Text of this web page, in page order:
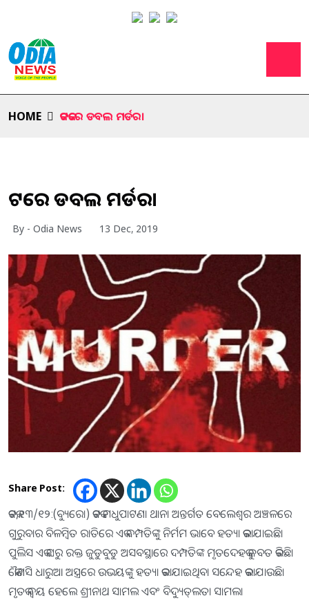
HOME କଟକରେ ଡବଲ ମର୍ଡର।
କଟକରେ ଡବଲ ମର୍ଡର।
By - Odia News 13 Dec, 2019
Share Post:
କଟକ,୧୩/୧୨:(ବ୍ୟୁରୋ) କଟକ ମଧୁପାଟଣା ଥାନା ଅନ୍ତର୍ଗତ ବେଲେଶ୍ଵର ଅଞ୍ଚଳରେ
ଗୁରୁବାର ବିଳମ୍ବିତ ରାତିରେ ଏକ ଦମ୍ପତିଙ୍କୁ ନିର୍ମମ ଭାବେ ହତ୍ୟା କରାଯାଇଛି।
ପୁଲିସ ଏକ ଘରୁ ରକ୍ତ ଜୁଡୁବୁଡୁ ଅସବସ୍ଥାରେ ଦମ୍ପତିଙ୍କ ମୃତଦେହକୁ ଜବତ କରିଛି।
କୌଣସି ଧାରୁଆ ଅସ୍ତ୍ରରେ ଉଭୟଙ୍କୁ ହତ୍ୟା କରାଯାଇଥିବା ସନ୍ଦେହ କରାଯାଉଛି।
ମୃତକ ଦ୍ବୟ ହେଲେ ଶ୍ରୀନାଥ ସାମଲ ଏବଂ ବିଦ୍ୟୁତ୍‌ଲତା ସାମଲ।